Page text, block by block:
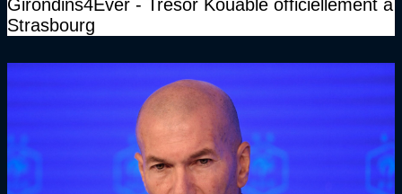
Girondins4Ever - Trésor Kouablé officiellement à
Strasbourg